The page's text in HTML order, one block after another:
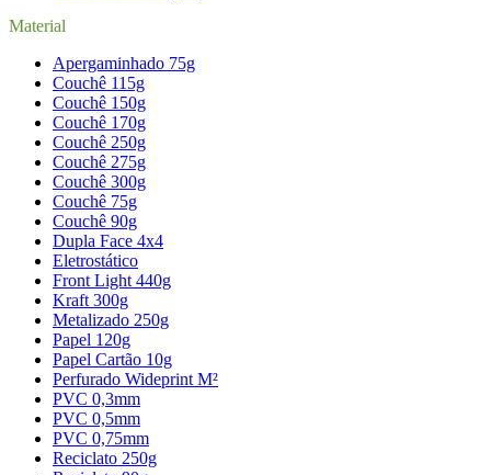
Material
Apergaminhado 75g
Couchê 115g
Couchê 150g
Couchê 170g
Couchê 250g
Couchê 275g
Couchê 300g
Couchê 75g
Couchê 90g
Dupla Face 4x4
Eletrostático
Front Light 440g
Kraft 300g
Metalizado 250g
Papel 120g
Papel Cartão 10g
Perfurado Wideprint M²
PVC 0,3mm
PVC 0,5mm
PVC 0,75mm
Reciclato 250g